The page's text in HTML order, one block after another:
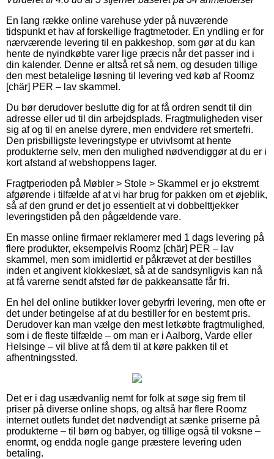
En lang række online varehuse yder på nuværende
tidspunkt et hav af forskellige fragtmetoder. En yndling er for
nærværende levering til en pakkeshop, som gør at du kan
hente de nyindkøbte varer lige præcis når det passer ind i
din kalender. Denne er altså ret så nem, og desuden tillige
den mest betalelige løsning til levering ved køb af Roomz
[chär] PER – lav skammel.
Du bør derudover beslutte dig for at få ordren sendt til din
adresse eller ud til din arbejdsplads. Fragtmuligheden viser
sig af og til en anelse dyrere, men endvidere ret smertefri.
Den prisbilligste leveringstype er utvivlsomt at hente
produkterne selv, men den mulighed nødvendiggør at du er i
kort afstand af webshoppens lager.
Fragtperioden på Møbler > Stole > Skammel er jo ekstremt
afgørende i tilfælde af at vi har brug for pakken om et øjeblik,
så af den grund er det jo essentielt at vi dobbelttjekker
leveringstiden på den pågældende vare.
En masse online firmaer reklamerer med 1 dags levering på
flere produkter, eksempelvis Roomz [chär] PER – lav
skammel, men som imidlertid er påkrævet at der bestilles
inden et angivent klokkeslæt, så at de sandsynligvis kan nå
at få varerne sendt afsted før de pakkeansatte får fri.
En hel del online butikker lover gebyrfri levering, men ofte er
det under betingelse af at du bestiller for en bestemt pris.
Derudover kan man vælge den mest letkøbte fragtmulighed,
som i de fleste tilfælde – om man er i Aalborg, Varde eller
Helsinge – vil blive at få dem til at køre pakken til et
afhentningssted.
Det er i dag usædvanlig nemt for folk at søge sig frem til
priser på diverse online shops, og altså har flere Roomz
internet outlets fundet det nødvendigt at sænke priserne på
produkterne – til børn og babyer, og tillige også til voksne –
enormt, og endda nogle gange præstere levering uden
betaling.